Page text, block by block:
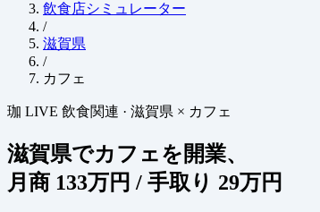
飲食店シミュレーター
/
滋賀県
/
カフェ
珈 LIVE 飲食関連 · 滋賀県 × カフェ
滋賀県でカフェを開業、
月商 133万円 / 手取り 29万円